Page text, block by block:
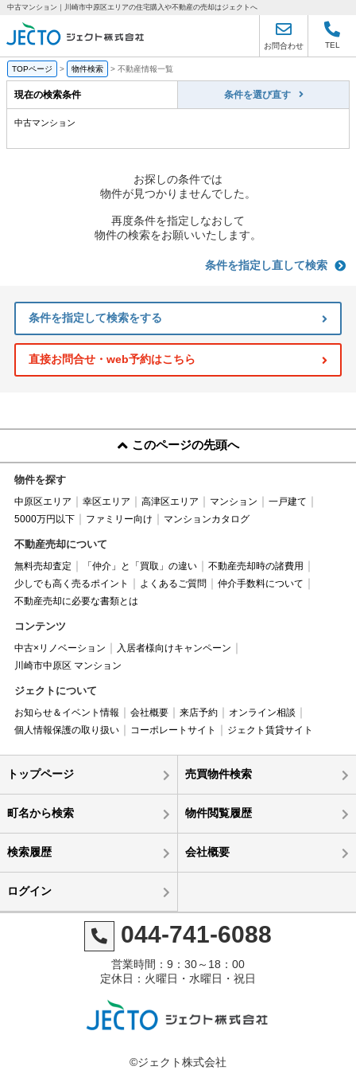
中古マンション｜川崎市中原区エリアの住宅購入や不動産の売却はジェクトへ
お問合わせ TEL
TOPページ > 物件検索 > 不動産情報一覧
現在の検索条件 条件を選び直す
中古マンション
お探しの条件では
物件が見つかりませんでした。
再度条件を指定しなおして
物件の検索をお願いいたします。
条件を指定し直して検索
条件を指定して検索をする
直接お問合せ・web予約はこちら
このページの先頭へ
物件を探す
中原区エリア 幸区エリア 高津区エリア マンション
一戸建て
5000万円以下
ファミリー向け マンションカタログ
不動産売却について
無料売却査定 「仲介」と「買取」の違い
不動産売却時の諸費用
少しでも高く売るポイント
よくあるご質問
仲介手数料について
不動産売却に必要な書類とは
コンテンツ
中古×リノベーション
入居者様向けキャンペーン
川崎市中原区 マンション
ジェクトについて
お知らせ＆イベント情報 会社概要 来店予約
オンライン相談
個人情報保護の取り扱い
コーポレートサイト ジェクト賃貸サイト
トップページ 売買物件検索
町名から検索 物件閲覧履歴
検索履歴 会社概要
ログイン
044-741-6088
営業時間：9：30～18：00
定休日：火曜日・水曜日・祝日
©ジェクト株式会社